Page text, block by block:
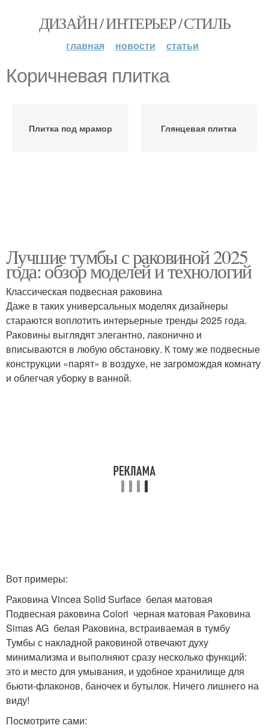
ДИЗАЙН / ИНТЕРЬЕР / СТИЛЬ
главная новости статьи
Коричневая плитка
Плитка под мрамор Глянцевая плитка
Лучшие тумбы с раковиной 2025
года: обзор моделей и технологий
Классическая подвесная раковина
Даже в таких универсальных моделях дизайнеры
стараются воплотить интерьерные тренды 2025 года.
Раковины выглядят элегантно, лаконично и
вписываются в любую обстановку. К тому же подвесные
конструкции «парят» в воздухе, не загромождая комнату
и облегчая уборку в ванной.
Вот примеры:
Раковина Vincea Solid Surface белая матовая
Подвесная раковина Colori черная матовая Раковина
Simas AG белая Раковина, встраиваемая в тумбу
Тумбы с накладной раковиной отвечают духу
минимализма и выполняют сразу несколько функций:
это и место для умывания, и удобное хранилище для
бьюти-флаконов, баночек и бутылок. Ничего лишнего на
виду!
Посмотрите сами: